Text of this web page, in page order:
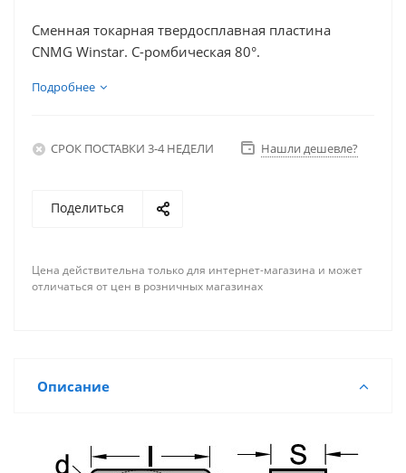
Сменная токарная твердосплавная пластина
CNMG Winstar. С-ромбическая 80°.
Подробнее
СРОК ПОСТАВКИ 3-4 НЕДЕЛИ Нашли дешевле?
Поделиться
Цена действительна только для интернет-магазина и может
отличаться от цен в розничных магазинах
Описание